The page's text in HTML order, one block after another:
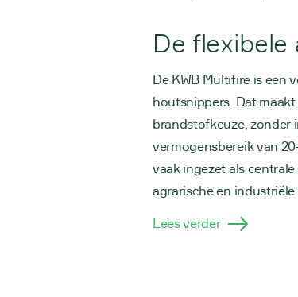
De flexibele
De KWB Multifire is een
houtsnippers. Dat
brandstofkeuze, zonder
vermogensbereik van
vaak ingezet als
agrarische en
Lees verder